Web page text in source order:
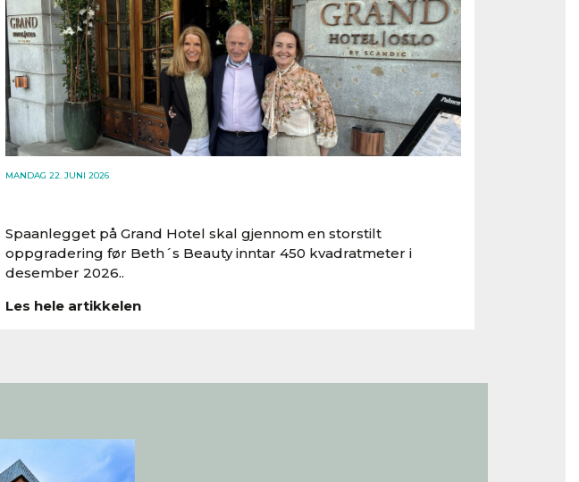
MANDAG 22. JUNI 2026
Spaanlegget på Grand Hotel skal gjennom en storstilt
oppgradering før Beth´s Beauty inntar 450 kvadratmeter i
desember 2026..
Les hele artikkelen